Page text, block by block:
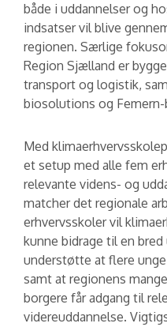
både i uddannelser og
indsatser vil blive
regionen. Særlige
Region Sjælland er
transport og logistik,
biosolutions og
Med
et setup med alle fem
relevante videns- og
matcher det regionale
erhvervsskoler vil
kunne bidrage til en
understøtte at flere
samt at regionens
borgere får adgang til
videreuddannelse.